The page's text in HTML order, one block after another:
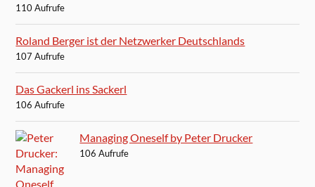
110 Aufrufe
Roland Berger ist der Netzwerker Deutschlands
107 Aufrufe
Das Gackerl ins Sackerl
106 Aufrufe
Managing Oneself by Peter Drucker
106 Aufrufe